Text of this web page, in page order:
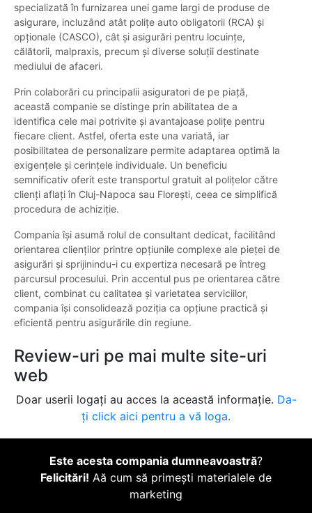
specializată în furnizarea unei game largi de produse de
asigurare, incluzând atât polițe auto obligatorii (RCA) și
opționale (CASCO), cât și asigurări pentru locuințe,
călătorii, malpraxis, precum și diverse soluții destinate
mediului de afaceri.
Prin colaborări cu principalii asiguratori de pe piață,
această companie se distinge prin abilitatea de a
identifica cele mai potrivite și avantajoase polițe pentru
fiecare client. Astfel, oferta este una variată, iar
posibilitatea de personalizare permite adaptarea optimă la
exigențele și cerințele individuale. Un beneficiu
semnificativ oferit este transportul gratuit al polițelor către
clienți aflați în Cluj-Napoca sau Florești, ceea ce simplifică
procedura de achiziție.
Compania își asumă rolul de consultant dedicat, facilitând
orientarea clienților printre opțiunile complexe ale pieței de
asigurări și sprijinindu-i cu expertiza necesară pe întreg
parcursul procesului. Prin accentul pus pe orientarea către
client, combinat cu calitatea și varietatea serviciilor,
compania își consolidează poziția ca opțiune practică și
eficientă pentru asigurările din regiune.
Review-uri pe mai multe site-uri
web
Doar userii logați au acces la această informație. Da-
ți click aici pentru a vă loga.
Este acesta compania dumneavoastră?
Felicitări! Aă cum să primești materialele de
marketing